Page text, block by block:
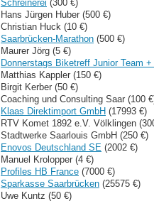
Schreinerei (300 €)
Hans Jürgen Huber (500 €)
Christian Huck (10 €)
Saarbrücken-Marathon (500 €)
Maurer Jörg (5 €)
Donnerstags Biketreff Junior Team +
Matthias Kappler (150 €)
Birgit Kerber (50 €)
Coaching und Consulting Saar (100
Klaas Direktimport GmbH (17993 €)
RTV Komet 1892 e.V. Völklingen
Stadtwerke Saarlouis GmbH (250 €)
Enovos Deutschland SE (2002 €)
Manuel Krolopper (4 €)
Profiles HB France (7000 €)
Sparkasse Saarbrücken (25575 €)
Uwe Kuntz (50 €)